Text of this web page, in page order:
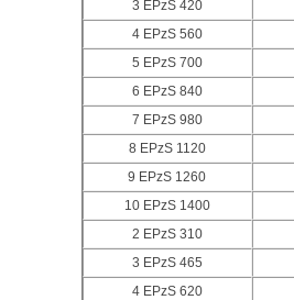
3 EPzS 420
4 EPzS 560
5 EPzS 700
6 EPzS 840
7 EPzS 980
8 EPzS 1120
9 EPzS 1260
10 EPzS 1400
2 EPzS 310
3 EPzS 465
4 EPzS 620